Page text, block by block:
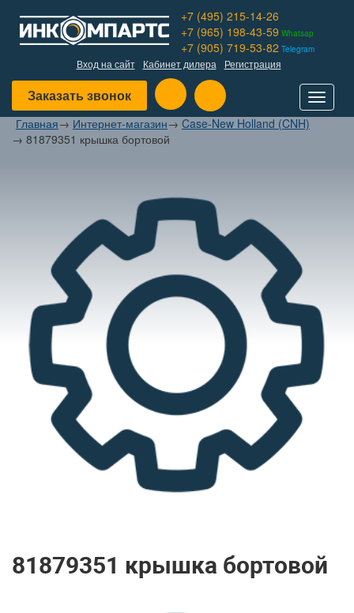
+7 (495) 215-14-26
+7 (965) 198-43-59 Whatsap
+7 (905) 719-53-82 Telegram
Вход на сайт Кабинет дилера Регистрация
Заказать звонок
Toggle
Главная→ Интернет-магазин→ Case-New Holland (CNH)
→ 81879351 крышка бортовой
81879351 крышка бортовой